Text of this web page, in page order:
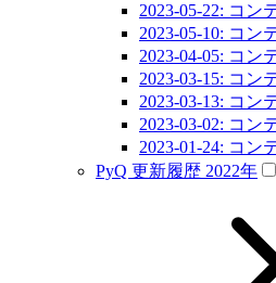
2023-05-22: コン
2023-05-10: コン
2023-04-05: コン
2023-03-15: コン
2023-03-13: コン
2023-03-02: コン
2023-01-24: コン
PyQ 更新履歴 2022年